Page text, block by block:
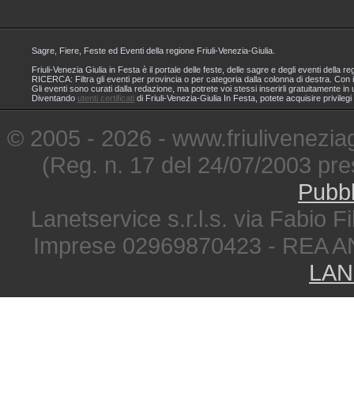
Sagre, Fiere, Feste ed Eventi della regione Friuli-Venezia-Giulia.
Friuli-Venezia Giulia in Festa è il portale delle feste, delle sagre e degli eventi della
RICERCA: Filtra gli eventi per provincia o per categoria dalla colonna di destra.
Gli eventi sono curati dalla redazione, ma potrete voi stessi inserirli gratuitamente
Diventando utenti certificati di Friuli-Venezia-Giulia In Festa, potete acquisire
© 2005 - 2026 -
(Reg. n. 17 del 24/07/2003
Lanetservice s.r.l.s. via Fabio
Imprese 02969870423 - REA